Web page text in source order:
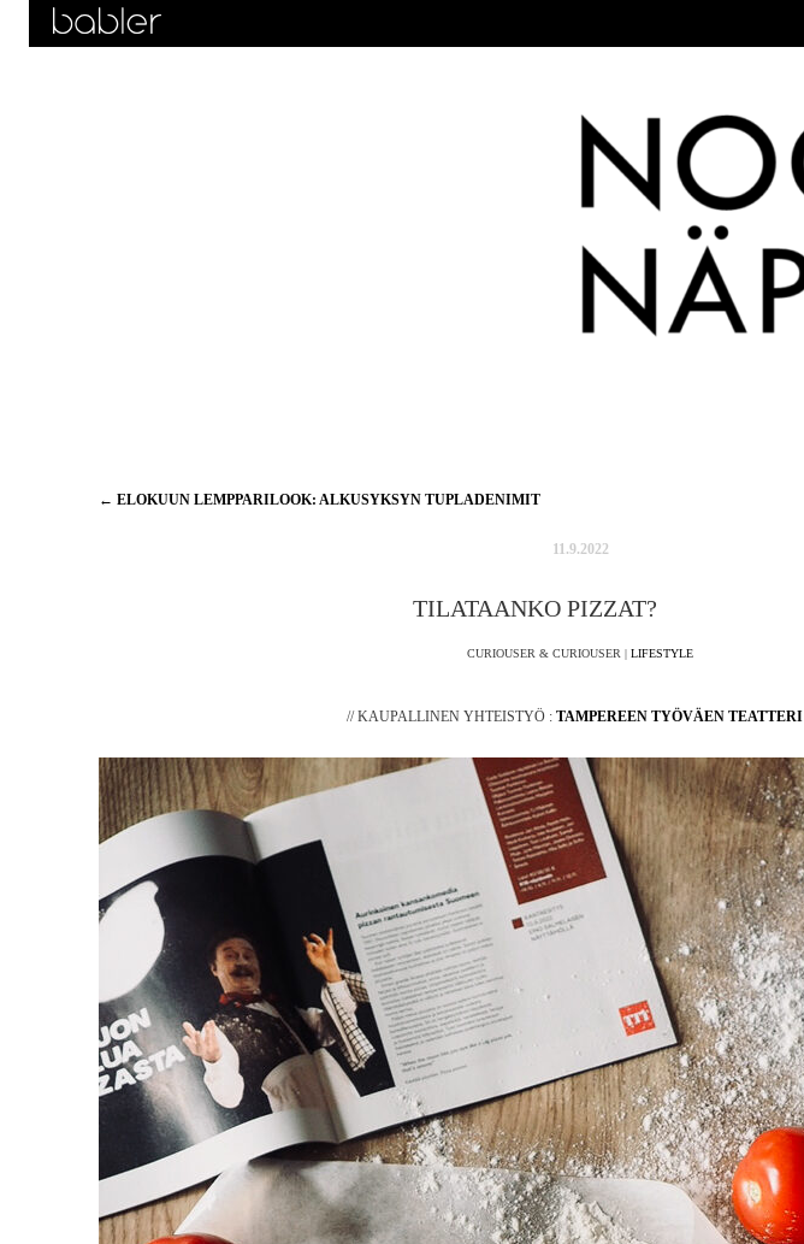
Artikkelien
← ELOKUUN LEMPPARILOOK: ALKUSYKSYN TUPLADENIMIT
11.9.2022
TILATAANKO PIZZAT?
CURIOUSER & CURIOUSER | LIFESTYLE
// KAUPALLINEN YHTEISTYÖ : TAMPEREEN TYÖVÄEN TEATTERI